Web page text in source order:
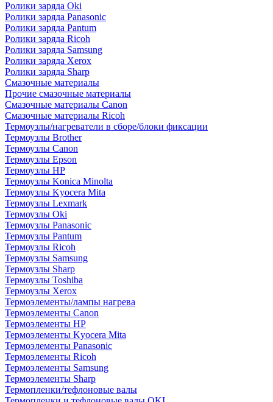
Ролики заряда Oki
Ролики заряда Panasonic
Ролики заряда Pantum
Ролики заряда Ricoh
Ролики заряда Samsung
Ролики заряда Xerox
Ролики заряда Sharp
Смазочные материалы
Прочие смазочные материалы
Смазочные материалы Canon
Смазочные материалы Ricoh
Термоузлы/нагреватели в сборе/блоки фиксации
Термоузлы Brother
Термоузлы Canon
Термоузлы Epson
Термоузлы HP
Термоузлы Konica Minolta
Термоузлы Kyocera Mita
Термоузлы Lexmark
Термоузлы Oki
Термоузлы Panasonic
Термоузлы Pantum
Термоузлы Ricoh
Термоузлы Samsung
Термоузлы Sharp
Термоузлы Toshiba
Термоузлы Xerox
Термоэлементы/лампы нагрева
Термоэлементы Canon
Термоэлементы HP
Термоэлементы Kyocera Mita
Термоэлементы Panasonic
Термоэлементы Ricoh
Термоэлементы Samsung
Термоэлементы Sharp
Термопленки/тефлоновые валы